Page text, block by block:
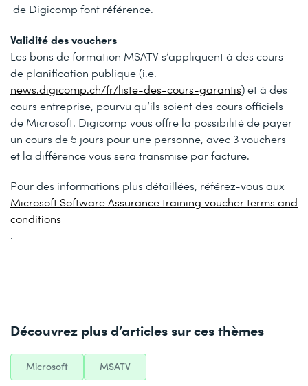
de Digicomp font référence.
Validité des vouchers
Les bons de formation MSATV s’appliquent à des cours
de planification publique (i.e.
news.digicomp.ch/fr/liste-des-cours-garantis) et à des
cours entreprise, pourvu qu’ils soient des cours officiels
de Microsoft. Digicomp vous offre la possibilité de payer
un cours de 5 jours pour une personne, avec 3 vouchers
et la différence vous sera transmise par facture.
Pour des informations plus détaillées, référez-vous aux
Microsoft Software Assurance training voucher terms and
conditions
.
Découvrez plus d’articles sur ces thèmes
Microsoft MSATV